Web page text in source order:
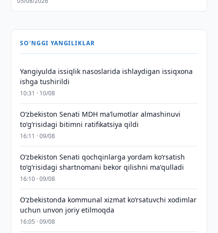
SO'NGGI YANGILIKLAR
Yangiyulda issiqlik nasoslarida ishlaydigan issiqxona
ishga tushirildi
10:31 · 10/08
Oʻzbekiston Senati MDH maʼlumotlar almashinuvi
toʻgʻrisidagi bitimni ratifikatsiya qildi
16:11 · 09/08
Oʻzbekiston Senati qochqinlarga yordam koʻrsatish
toʻgʻrisidagi shartnomani bekor qilishni maʼqulladi
16:10 · 09/08
Oʻzbekistonda kommunal xizmat koʻrsatuvchi xodimlar
uchun unvon joriy etilmoqda
16:05 · 09/08